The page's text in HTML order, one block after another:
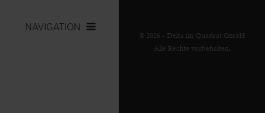
NAVIGATION
© 2026 - Delta im Quadrat GmbH
Alle Rechte vorbehalten.